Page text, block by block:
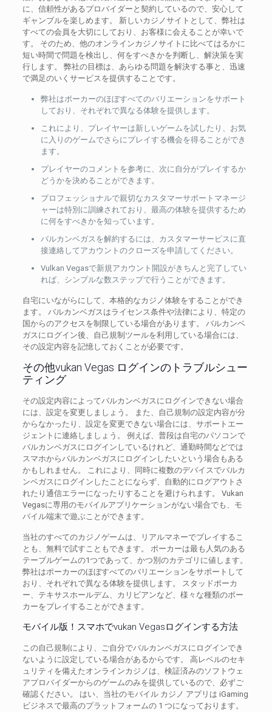
に、信頼性があるプロバイダーと契約しているので、安心して
ギャンブルを楽しめます。 新しいカジノサイトとして、弊社は
すべての会員を大切にしており、お客様に会えることが幸いで
す。 そのため、他のオンラインカジノサイトに比べてはるかに
短い時間で問題を検出し、何をすべきかを判断し、解決策を実
行します。 弊社の目標は、あらゆる問題を解決する事と、迅速
で満足のいくサービスを提供することです。
弊社はポーカーのほぼすべてのバリエーションをサポート
しており、それぞれで異なる体験を提供します。
これにより、プレイヤーは新しいゲームを試したり、お気
に入りのゲームでさらにプレイする機会を得ることができ
ます。
プレイヤーのコメントを参考に、次に自分がプレイするか
どうかを決めることができます。
プロフェッショナルで親切なカスタマーサポートマネージ
ャーは特別に訓練されており、最高の体験を提供するため
に何をすべきかを知っています。
バルカンベガスを解約するには、カスタマーサービスに直
接連絡してアカウントのクローズを申請してください。
Vulkan Vegasで新規アカウント開設がきちんと完了してい
れば、シンプルな数ステップで行うことができます。
自宅にいながらにして、本格的なカジノ体験をすることができ
ます。 バルカンベガスはライセンス条件や法律により、特定の
国からのアクセスを制限している場合があります。 バルカンベ
ガスにログイン後、自己規制ツールを利用している場合には、
その設定内容を記憶しておくことが必要です。
その他vukan Vegas ログインのトラブルシュー
ティング
その設定内容によってバルカンベガスにログインできない場合
には、設定を変更しましょう。 また、自己規制の設定内容が分
からなかったり、設定を変更できない場合には、サポートエー
ジェントに連絡しましょう。 例えば、普段は自宅のパソコンで
バルカンベガスにログインしているけれど、通勤時間などでは
スマホからバルカンベガスにログインしたいという場合もある
かもしれません。 これにより、同時に複数のデバイスでバルカ
ンベガスにログインしたことにならず、自動的にログアウトさ
れたり通信エラーになったりすることを避けられます。 Vukan
Vegasに専用のモバイルアプリケーションがない場合でも、モ
バイル端末で遊ぶことができます。
当社のすべてのカジノゲームは、リアルマネーでプレイするこ
とも、無料で試すこともできます。 ポーカーは最も人気のある
テーブルゲームの1つであって、かつ別のカテゴリに値します。
弊社はポーカーのほぼすべてのバリエーションをサポートして
おり、それぞれで異なる体験を提供します。 スタッドポーカ
ー、テキサスホールデム、カリビアンなど、様々な種類のポー
カーをプレイすることができます。
モバイル版！スマホでvukan Vegasログインする方法
この自己規制により、ご自分でバルカンベガスにログインでき
ないように設定している場合があるからです。 高レベルのセキ
ュリティを備えたオンラインカジノは、検証済みのソフトウェ
アプロバイダーからのゲームのみを提供しているので、必ずご
確認ください。 はい、当社のモバイル カジノ アプリは iGaming
ビジネスで最高のプラットフォームの 1 つになっております。